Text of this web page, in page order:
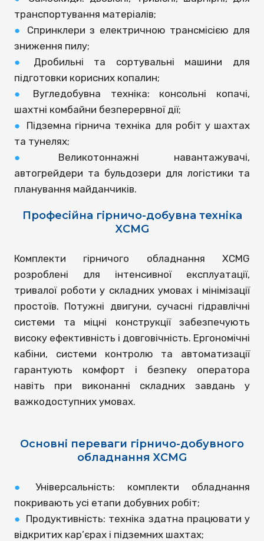
транспортування матеріалів;
● Спринклери з електричною трансмісією для
зниження пилу;
● Дробильні та сортувальні машини для
підготовки корисних копалин;
● Вугледобувна техніка: консольні копачі,
шахтні комбайни безперервної дії;
● Підземна гірнича техніка для робіт у шахтах
та тунелях;
● Великотоннажні навантажувачі,
автогрейдери та бульдозери для логістики та
планування майданчиків.
Професійна гірничо-добувна техніка
XCMG
Комплекти гірничого обладнання XCMG
розроблені для інтенсивної експлуатації,
тривалої роботи у складних умовах і мінімізації
простоїв. Потужні двигуни, сучасні гідравлічні
системи та міцні конструкції забезпечують
високу ефективність і довговічність. Ергономічні
кабіни, системи контролю та автоматизації
гарантують комфорт і безпеку оператора
навіть при виконанні складних завдань у
важкодоступних умовах.
Основні переваги гірничо-добувного
обладнання XCMG
● Універсальність: комплекти обладнання
покривають усі етапи добувних робіт;
● Продуктивність: техніка здатна працювати у
відкритих кар’єрах і підземних шахтах;